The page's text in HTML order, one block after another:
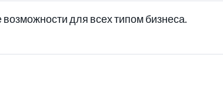
для всех типом бизнеса.